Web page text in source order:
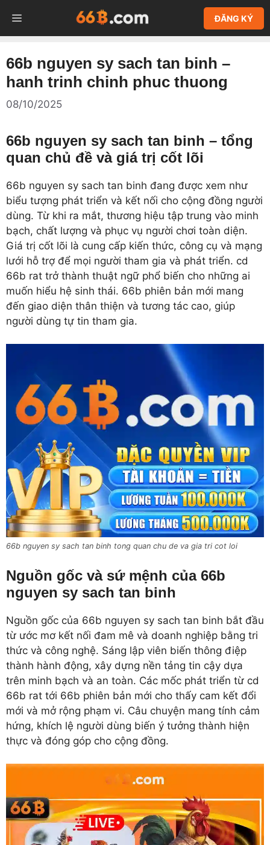
đến
nội
ĐĂNG KÝ
MENU
66b nguyen sy sach tan binh –
hanh trinh chinh phuc thuong
08/10/2025
66b nguyen sy sach tan binh – tổng
quan chủ đề và giá trị cốt lõi
66b nguyen sy sach tan binh đang được xem như
biểu tượng phát triển và kết nối cho cộng đồng người
dùng. Từ khi ra mắt, thương hiệu tập trung vào minh
bạch, chất lượng và phục vụ người chơi toàn diện.
Giá trị cốt lõi là cung cấp kiến thức, công cụ và mạng
lưới hỗ trợ để mọi người tham gia và phát triển. cd
66b rat trở thành thuật ngữ phổ biến cho những ai
muốn hiểu hệ sinh thái. 66b phiên bản mới mang
đến giao diện thân thiện và tương tác cao, giúp
người dùng tự tin tham gia.
66b nguyen sy sach tan binh tong quan chu de va gia tri cot loi
Nguồn gốc và sứ mệnh của 66b
nguyen sy sach tan binh
Nguồn gốc của 66b nguyen sy sach tan binh bắt đầu
từ ước mơ kết nối đam mê và doanh nghiệp bằng tri
thức và công nghệ. Sáng lập viên biến thông điệp
thành hành động, xây dựng nền tảng tin cậy dựa
trên minh bạch và an toàn. Các mốc phát triển từ cd
66b rat tới 66b phiên bản mới cho thấy cam kết đổi
mới và mở rộng phạm vi. Câu chuyện mang tính cảm
hứng, khích lệ người dùng biến ý tưởng thành hiện
thực và đóng góp cho cộng đồng.